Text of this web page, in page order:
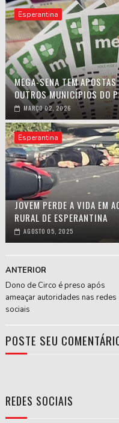
Esperantina
MEGA-SENA TEM
OUTROS MUNICÍPIOS DO
MARÇO 02, 2026
Esperantina
JOVEM PERDE A VIDA EM
RURAL DE ESPERANTINA
AGOSTO 05, 2025
ANTERIOR
Dono de Circo é preso após
ameaçar autoridades nas redes
sociais
POSTE SEU
REDES SOCIAIS